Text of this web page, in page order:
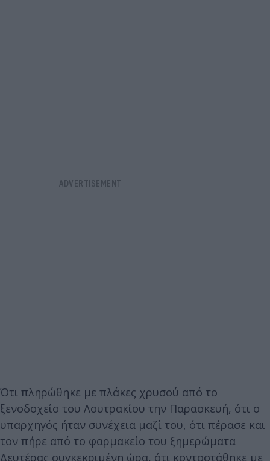
Ότι πληρώθηκε με πλάκες χρυσού από το
ξενοδοχείο του Λουτρακίου την Παρασκευή, ότι ο
υπαρχηγός ήταν συνέχεια μαζί του, ότι πέρασε και
τον πήρε από το φαρμακείο του ξημερώματα
Δευτέρας συγκεκριμένη ώρα, ότι κοντοστάθηκε με